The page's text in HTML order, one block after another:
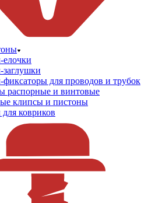
для проводов и трубок
распорные и винтовые
клипсы и пистоны
ковриков